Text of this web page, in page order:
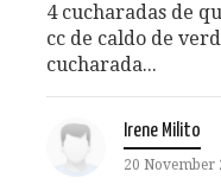
4 cucharadas de
cc de caldo de
cucharada...
Irene Milito
20 November